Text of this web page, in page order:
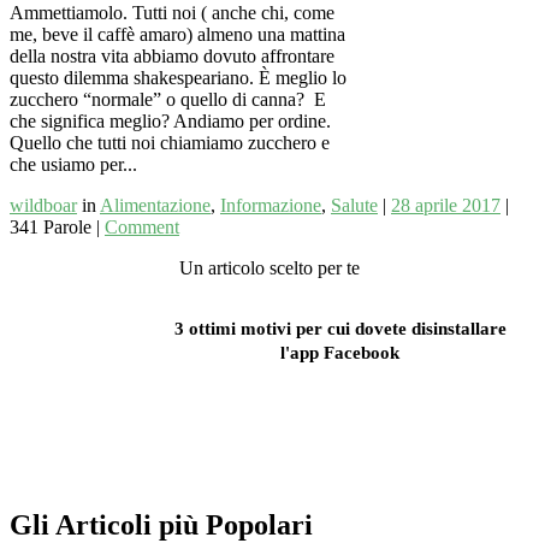
Ammettiamolo. Tutti noi ( anche chi, come
me, beve il caffè amaro) almeno una mattina
della nostra vita abbiamo dovuto affrontare
questo dilemma shakespeariano. È meglio lo
zucchero “normale” o quello di canna? E
che significa meglio? Andiamo per ordine.
Quello che tutti noi chiamiamo zucchero e
che usiamo per...
wildboarin Alimentazione, Informazione, Salute | 28 aprile 2017 |
341 Parole | Comment
Un articolo scelto per te
3 ottimi motivi per cui dovete disinstallare
l'app Facebook
Gli Articoli più Popolari